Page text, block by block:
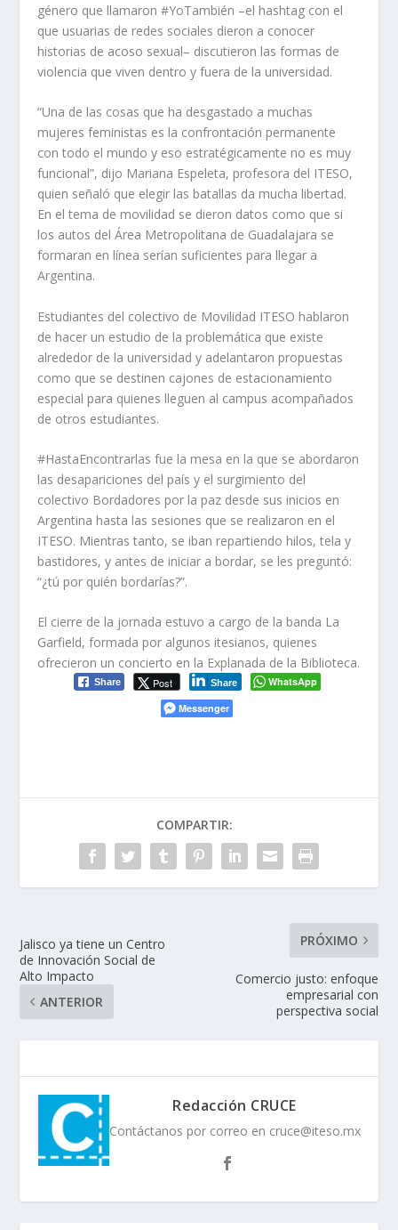
género que llamaron #YoTambién –el hashtag con el
que usuarias de redes sociales dieron a conocer
historias de acoso sexual– discutieron las formas de
violencia que viven dentro y fuera de la universidad.
“Una de las cosas que ha desgastado a muchas
mujeres feministas es la confrontación permanente
con todo el mundo y eso estratégicamente no es muy
funcional”, dijo Mariana Espeleta, profesora del ITESO,
quien señaló que elegir las batallas da mucha libertad.
En el tema de movilidad se dieron datos como que si
los autos del Área Metropolitana de Guadalajara se
formaran en línea serían suficientes para llegar a
Argentina.
Estudiantes del colectivo de Movilidad ITESO hablaron
de hacer un estudio de la problemática que existe
alrededor de la universidad y adelantaron propuestas
como que se destinen cajones de estacionamiento
especial para quienes lleguen al campus acompañados
de otros estudiantes.
#HastaEncontrarlas fue la mesa en la que se abordaron
las desapariciones del país y el surgimiento del
colectivo Bordadores por la paz desde sus inicios en
Argentina hasta las sesiones que se realizaron en el
ITESO. Mientras tanto, se iban repartiendo hilos, tela y
bastidores, y antes de iniciar a bordar, se les preguntó:
“¿tú por quién bordarías?”.
El cierre de la jornada estuvo a cargo de la banda La
Garfield, formada por algunos itesianos, quienes
ofrecieron un concierto en la Explanada de la Biblioteca.
Share Post Share
WhatsApp
Messenger
COMPARTIR:
Jalisco ya tiene un Centro
de Innovación Social de
Alto Impacto
ANTERIOR
PRÓXIMO
Comercio justo: enfoque
empresarial con
perspectiva social
Redacción CRUCE
Contáctanos por correo en cruce@iteso.mx